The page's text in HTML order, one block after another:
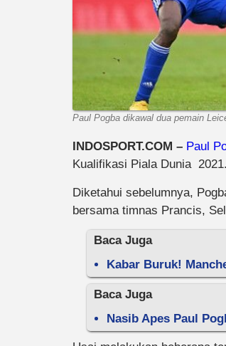
Paul Pogba dikawal dua pemain
INDOSPORT.COM – Paul
Kualifikasi Piala Dunia
Diketahui sebelumnya,
bersama timnas Prancis,
Baca Juga
Kabar Buruk!
Baca Juga
Nasib Apes Paul